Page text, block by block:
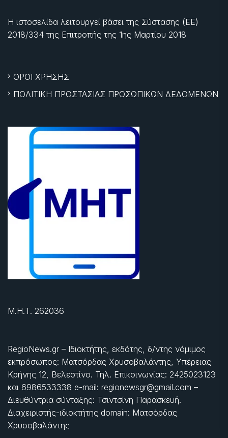
Η ιστοσελίδα λειτουργεί βάσει της Σύστασης (ΕΕ)
2018/334 της Επιτροπής της 1ης Μαρτίου 2018
ΟΡΟΙ ΧΡΗΣΗΣ
ΠΟΛΙΤΙΚΗ ΠΡΟΣΤΑΣΙΑΣ ΠΡΟΣΩΠΙΚΩΝ ΔΕΔΟΜΕΝΩΝ
Μ.Η.Τ. 262036
RegioNews.gr – Ιδιοκτήτης, εκδότης, δ/ντης νόμιμος
εκπρόσωπος: Ματσόρδας Χρυσοβαλάντης, Υπέρειας
Κρήνης 12, Βελεστίνο. Τηλ. Επικοινωνίας: 2425023123
και 6986533338 e-mail: regionewsgr@gmail.com –
Διευθύντρια σύνταξης: Τσιντσίνη Παρασκευή.
Διαχειριστής-ιδιοκτήτης domain: Ματσόρδας
Χρυσοβαλάντης